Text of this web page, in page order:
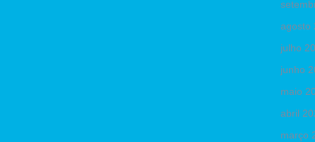
agosto
julho
junho
maio
abril
março